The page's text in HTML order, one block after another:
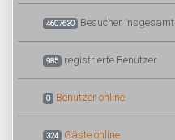
4607630 Besucher insgesamt
985 registrierte Benutzer
0 Benutzer online
324 Gäste online